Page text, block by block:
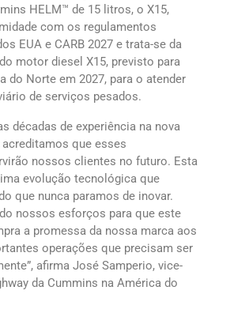
HELM™ de 15 litros, o X15,
com os regulamentos
EUA e CARB 2027 e trata-se da
motor diesel X15, previsto para
do Norte em 2027, para o atender
de serviços pesados.
décadas de experiência na nova
que esses
nossos clientes no futuro. Esta
evolução tecnológica que
que nunca paramos de inovar.
nossos esforços para que este
a promessa da nossa marca aos
operações que precisam ser
afirma José Samperio, vice-
da Cummins na América do